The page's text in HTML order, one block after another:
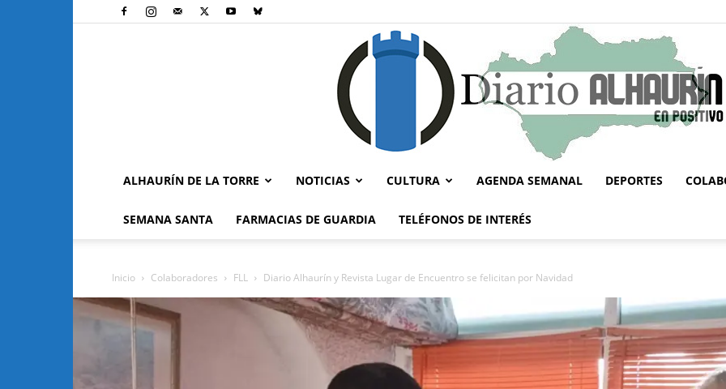
Alhaurín
ALHAURÍN DE LA TORRE NOTICIAS CULTURA AGENDA SEMANAL DEPORTES
SEMANA SANTA FARMACIAS DE GUARDIA TELÉFONOS DE INTERÉS
Inicio Colaboradores FLL Diario Alhaurín y Revista Lugar de Encuentro se felicitan por Navidad